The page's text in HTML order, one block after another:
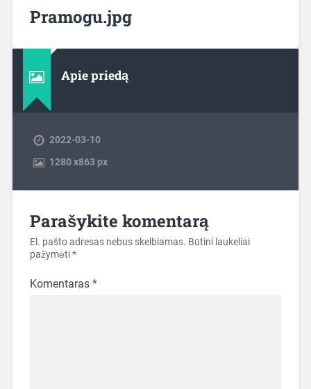
Pramogu.jpg
Apie priedą
2022-03-10
1280x863 px
Parašykite komentarą
El. pašto adresas nebus skelbiamas. Būtini laukeliai
pažymėti*
Komentaras *